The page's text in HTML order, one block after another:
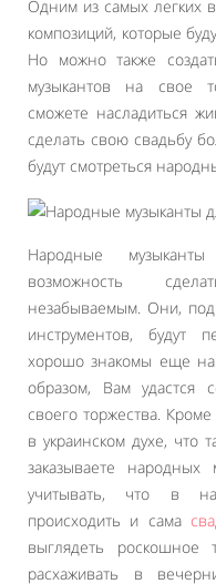
Одним из самых легких
композиций, которые
Но можно также
музыкантов на свое
сможете насладиться
сделать свою свадьбу
будут смотреться
Народные
возможность
незабываемым. Они,
инструментов, будут
хорошо знакомы еще
образом, Вам удастся
своего торжества.
в украинском духе, что
заказываете народных
учитывать, что в
происходить и сама
выглядеть роскошное
расхаживать в